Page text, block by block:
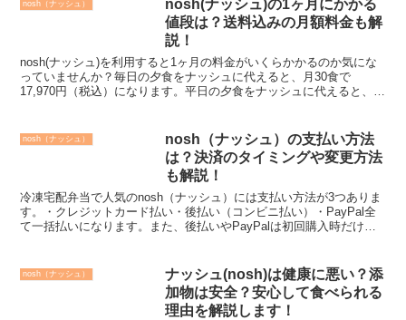
nosh（ナッシュ）
nosh(ナッシュ)の1ヶ月にかかる
値段は？送料込みの月額料金も解
説！
nosh(ナッシュ)を利用すると1ヶ月の料金がいくらかかるのか気にな
っていませんか？毎日の夕食をナッシュに代えると、月30食で
17,970円（税込）になります。平日の夕食をナッシュに代えると、月
nosh（ナッシュ）
nosh（ナッシュ）の支払い方法
は？決済のタイミングや変更方法
も解説！
冷凍宅配弁当で人気のnosh（ナッシュ）には支払い方法が3つありま
す。・クレジットカード払い・後払い（コンビニ払い）・PayPal全
て一括払いになります。また、後払いやPayPalは初回購入時だけし
nosh（ナッシュ）
ナッシュ(nosh)は健康に悪い？添
加物は安全？安心して食べられる
理由を解説します！